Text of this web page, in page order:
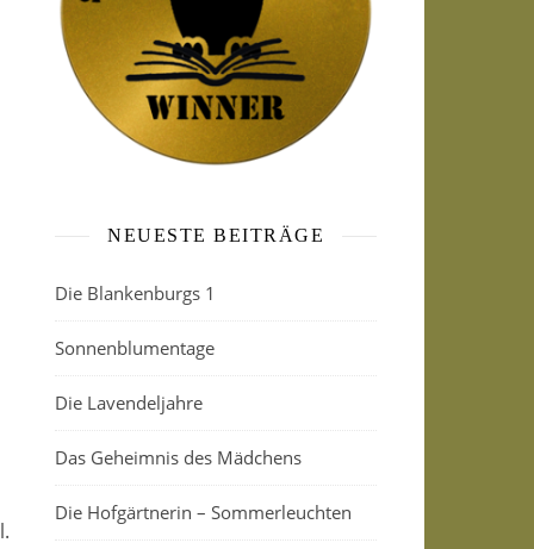
NEUESTE BEITRÄGE
Die Blankenburgs 1
Sonnenblumentage
Die Lavendeljahre
Das Geheimnis des Mädchens
Die Hofgärtnerin – Sommerleuchten